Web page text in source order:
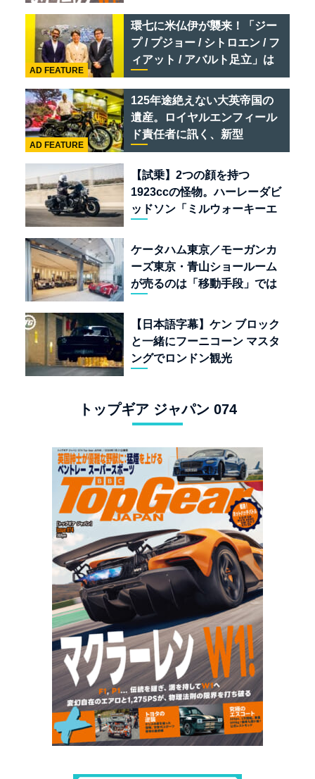
リオ /ベントレー スーパース
ポーツ
環七に米仏伊が襲来！「ジー
プ / プジョー / シトロエン / フ
ィアット / アバルト足立」は
クルマのセレクトショップで
ある
AD FEATURE
125年途絶えない大英帝国の
遺産。ロイヤルエンフィール
ド責任者に訊く、新型
「BULLET 650」と“時間の
質”を愛する理由
AD FEATURE
【試乗】2つの顔を持つ
1923ccの怪物。ハーレーダビ
ッドソン「ミルウォーキーエ
ケータハム東京／モーガンカ
ーズ東京・青山ショールーム
が売るのは「移動手段」では
【日本語字幕】ケン ブロック
と一緒にフーニコーン マスタ
ングでロンドン観光
トップギア ジャパン 074